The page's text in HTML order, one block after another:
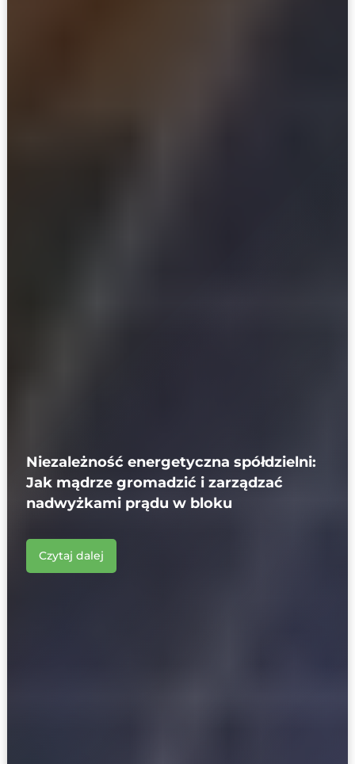
Niezależność energetyczna spółdzielni:
Jak mądrze gromadzić i zarządzać
nadwyżkami prądu w bloku
Czytaj dalej